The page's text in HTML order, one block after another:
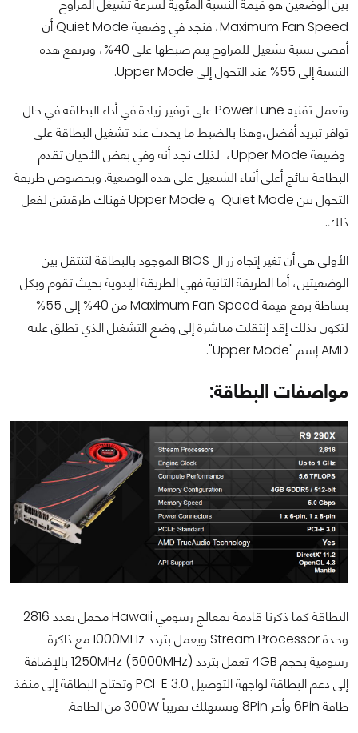
بين الوضعين هو قيمة النسبة المئوية لسرعة تشيغل المراوح
Maximum Fan Speed، فنجد في وضعية Quiet Mode أن
أقصى نسبة تشغيل للمراوح يتم ضبطها على 40%، وترتفع هذه
النسبة إلى 55% عند التحول إلى Upper Mode.
وتعمل تقنية PowerTune على توفير زيادة في أداء البطاقة في حال
توافر تبريد أفضل،وهذا بالضبط ما يحدث عند تشغيل البطاقة على
وضيعة Upper Mode، لذلك نجد أنه وفي بعض الأحيان تقدم
البطاقة نتائج أعلى أثناء الشتغيل على هذه الوضعية. وبخصوص طريقة
التحول بين Quiet Mode و Upper Mode فهناك طرقيتين لفعل
ذلك.
الأولى هي أن تغير إتجاه زر ال BIOS الموجود بالبطاقة لتنتقل بين
الوضعيتين، أما الطريقة الثانية فهي الطريقة اليدوية بحيث تقوم وبكل
بساطة برفع قيمة Maximum Fan Speed من 40% إلى 55%
لتكون بذلك إقد إنتقلت مباشرة إلى وضع التشغيل الذي تطلق عليه
AMD إسم "Upper Mode".
مواصفات البطاقة:
البطاقة كما ذكرنا قادمة بمعالج رسومي Hawaii محمل بعدد 2816
وحدة Stream Processor ويعمل بتردد 1000MHz مع ذاكرة
رسومية بحجم 4GB تعمل بتردد (1250MHz (5000MHz بالإضافة
إلى دعم البطاقة لواجهة التوصيل PCI-E 3.0 وتحتاج البطاقة إلى منفذ
طاقة 6Pin وأخر 8Pin وتستهلك تقريباً 300W من الطاقة.